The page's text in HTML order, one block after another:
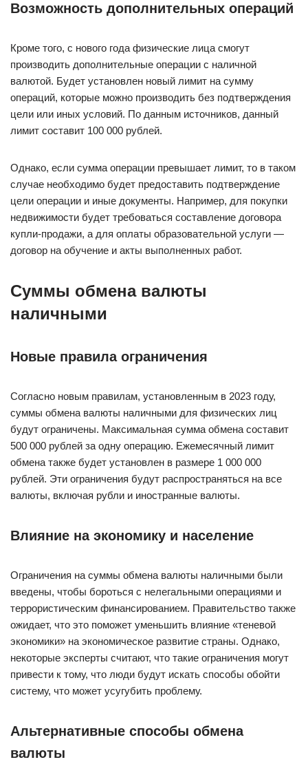
Возможность дополнительных операций
Кроме того, с нового года физические лица смогут
производить дополнительные операции с наличной
валютой. Будет установлен новый лимит на сумму
операций, которые можно производить без подтверждения
цели или иных условий. По данным источников, данный
лимит составит 100 000 рублей.
Однако, если сумма операции превышает лимит, то в таком
случае необходимо будет предоставить подтверждение
цели операции и иные документы. Например, для покупки
недвижимости будет требоваться составление договора
купли-продажи, а для оплаты образовательной услуги —
договор на обучение и акты выполненных работ.
Суммы обмена валюты
наличными
Новые правила ограничения
Согласно новым правилам, установленным в 2023 году,
суммы обмена валюты наличными для физических лиц
будут ограничены. Максимальная сумма обмена составит
500 000 рублей за одну операцию. Ежемесячный лимит
обмена также будет установлен в размере 1 000 000
рублей. Эти ограничения будут распространяться на все
валюты, включая рубли и иностранные валюты.
Влияние на экономику и население
Ограничения на суммы обмена валюты наличными были
введены, чтобы бороться с нелегальными операциями и
террористическим финансированием. Правительство также
ожидает, что это поможет уменьшить влияние «теневой
экономики» на экономическое развитие страны. Однако,
некоторые эксперты считают, что такие ограничения могут
привести к тому, что люди будут искать способы обойти
систему, что может усугубить проблему.
Альтернативные способы обмена
валюты